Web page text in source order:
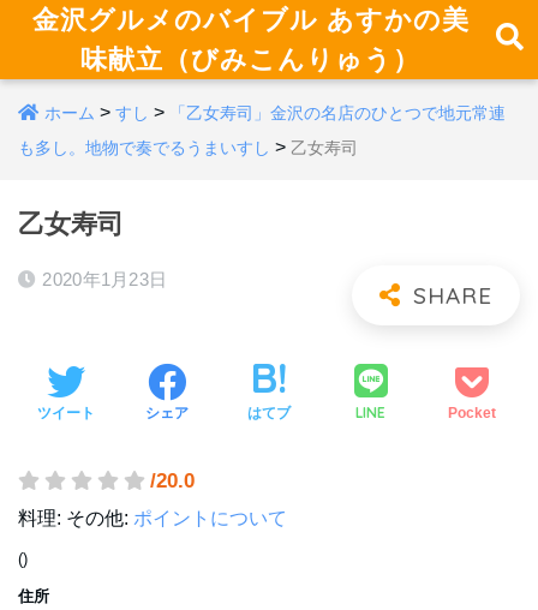
金沢グルメのバイブル あすかの美
味献立（びみこんりゅう）
ホーム > すし >
「乙女寿司」金沢の名店のひとつで地元常連
も多し。地物で奏でるうまいすし > 乙女寿司
乙女寿司
2020年1月23日
ツイート シェア はてブ LINE Pocket
/20.0
料理: その他: ポイントについて
()
住所